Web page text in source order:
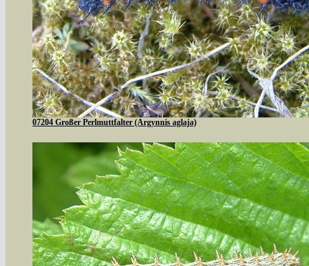
07204 Großer Perlmuttfalter (Argynnis aglaja)